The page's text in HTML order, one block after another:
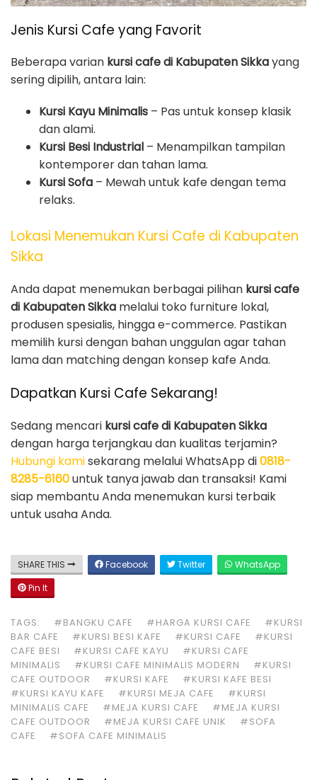
Jenis Kursi Cafe yang Favorit
Beberapa varian kursi cafe di Kabupaten Sikkayang
sering dipilih, antara lain:
Kursi Kayu Minimalis – Pas untuk konsep klasik
dan alami.
Kursi Besi Industrial – Menampilkan tampilan
kontemporer dan tahan lama.
Kursi Sofa – Mewah untuk kafe dengan tema
relaks.
Lokasi Menemukan Kursi Cafe di Kabupaten
Sikka
Anda dapat menemukan berbagai pilihan kursi cafe
di Kabupaten Sikka melalui toko furniture lokal,
produsen spesialis, hingga e-commerce. Pastikan
memilih kursi dengan bahan unggulan agar tahan
lama dan matching dengan konsep kafe Anda.
Dapatkan Kursi Cafe Sekarang!
Sedang mencari kursi cafe di Kabupaten Sikka
dengan harga terjangkau dan kualitas terjamin?
Hubungi kamisekarang melalui WhatsApp di0818-
8285-6160untuk tanya jawab dan transaksi! Kami
siap membantu Anda menemukan kursi terbaik
untuk usaha Anda.
SHARE THIS Facebook Twitter
WhatsApp
Pin It
TAGS: #BANGKU CAFE #HARGA KURSI CAFE
#KURSI
BAR CAFE
#KURSI BESI KAFE #KURSI CAFE
#KURSI
CAFE BESI
#KURSI CAFE KAYU
#KURSI CAFE
MINIMALIS
#KURSI CAFE MINIMALIS MODERN
#KURSI
CAFE OUTDOOR
#KURSI KAFE
#KURSI KAFE BESI
#KURSI KAYU KAFE
#KURSI MEJA CAFE
#KURSI
MINIMALIS CAFE
#MEJA KURSI CAFE
#MEJA KURSI
CAFE OUTDOOR
#MEJA KURSI CAFE UNIK
#SOFA
CAFE
#SOFA CAFE MINIMALIS